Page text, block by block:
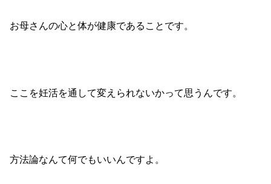
お母さんの心と体が健康であることです。
ここを妊活を通して変えられないかって思うんです。
方法論なんて何でもいいんですよ。